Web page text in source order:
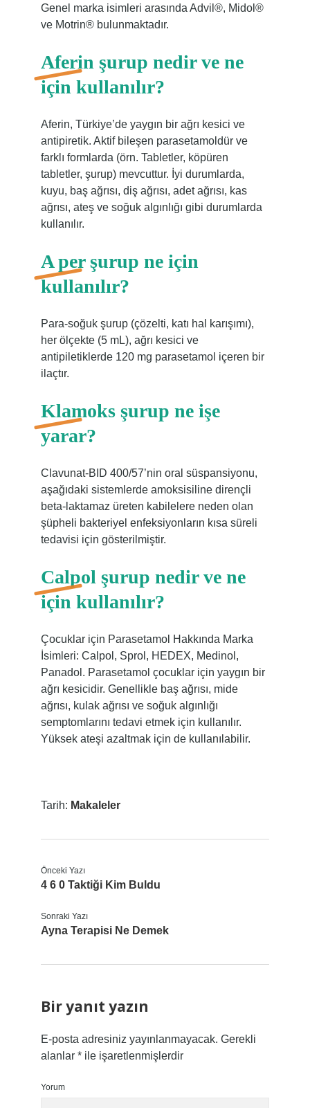
Genel marka isimleri arasında Advil®, Midol®
ve Motrin® bulunmaktadır.
Aferin şurup nedir ve ne
için kullanılır?
Aferin, Türkiye’de yaygın bir ağrı kesici ve
antipiretik. Aktif bileşen parasetamoldür ve
farklı formlarda (örn. Tabletler, köpüren
tabletler, şurup) mevcuttur. İyi durumlarda,
kuyu, baş ağrısı, diş ağrısı, adet ağrısı, kas
ağrısı, ateş ve soğuk algınlığı gibi durumlarda
kullanılır.
A per şurup ne için
kullanılır?
Para-soğuk şurup (çözelti, katı hal karışımı),
her ölçekte (5 mL), ağrı kesici ve
antipiletiklerde 120 mg parasetamol içeren bir
ilaçtır.
Klamoks şurup ne işe
yarar?
Clavunat-BID 400/57’nin oral süspansiyonu,
aşağıdaki sistemlerde amoksisiline dirençli
beta-laktamaz üreten kabilelere neden olan
şüpheli bakteriyel enfeksiyonların kısa süreli
tedavisi için gösterilmiştir.
Calpol şurup nedir ve ne
için kullanılır?
Çocuklar için Parasetamol Hakkında Marka
İsimleri: Calpol, Sprol, HEDEX, Medinol,
Panadol. Parasetamol çocuklar için yaygın bir
ağrı kesicidir. Genellikle baş ağrısı, mide
ağrısı, kulak ağrısı ve soğuk algınlığı
semptomlarını tedavi etmek için kullanılır.
Yüksek ateşi azaltmak için de kullanılabilir.
Tarih: Makaleler
Önceki Yazı
4 6 0 Taktiği Kim Buldu
Sonraki Yazı
Ayna Terapisi Ne Demek
Bir yanıt yazın
E-posta adresiniz yayınlanmayacak. Gerekli
alanlar *ile işaretlenmişlerdir
Yorum